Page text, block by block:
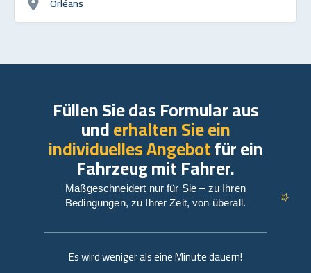
Es wird weniger als eine Minute dauern!
Füllen Sie das Formular aus
underhalten Sie ein
individuelles Angebotfür ein
Fahrzeug mit Fahrer.
Maßgeschneidert nur für Sie – zu Ihren
Bedingungen, zu Ihrer Zeit, von überall.